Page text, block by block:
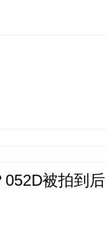
被拍到